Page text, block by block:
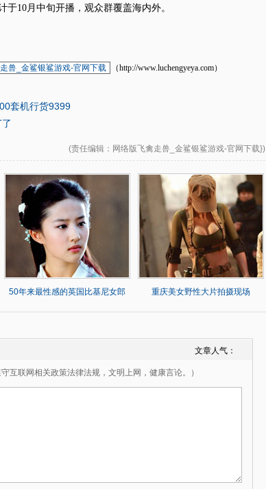
于10月中旬开播，观众群覆盖海内外。
兽_金鲨银鲨游戏-官网下载 （http://www.luchengyeya.com）
套机行货9399
(责任编辑 ：网络版飞禽走兽_金鲨银鲨游戏-官网下载})
50年来最性感的英国比基尼女郎 重庆美女野性大片拍摄现场
文章人气：
互联网相关政策法律法规，文明上网，健康言论。）